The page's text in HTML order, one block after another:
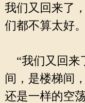
我们又回来了
们都不算太好
“我们又回来
间，是楼梯间
还是一样的空